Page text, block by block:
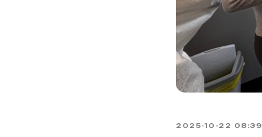
2025-10-22 08:39